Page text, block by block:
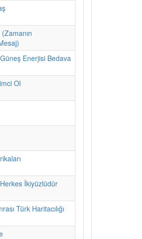
(Zamanın
Enerjisi Bedava
Ol
İkiyüzlüdür
Türk Haritacılığı